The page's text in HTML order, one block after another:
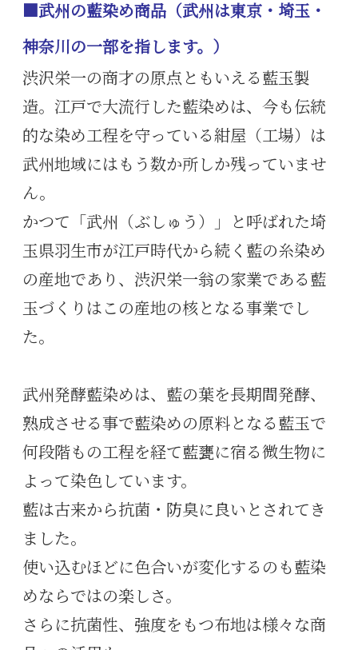
■武州の藍染め商品（武州は東京・埼玉・
神奈川の一部を指します。）
渋沢栄一の商才の原点ともいえる藍玉製
造。江戸で大流行した藍染めは、今も伝統
的な染め工程を守っている紺屋（工場）は
武州地域にはもう数か所しか残っていませ
ん。
かつて「武州（ぶしゅう）」と呼ばれた埼
玉県羽生市が江戸時代から続く藍の糸染め
の産地であり、渋沢栄一翁の家業である藍
玉づくりはこの産地の核となる事業でし
た。
武州発酵藍染めは、藍の葉を長期間発酵、
熟成させる事で藍染めの原料となる藍玉で
何段階もの工程を経て藍甕に宿る微生物に
よって染色しています。
藍は古来から抗菌・防臭に良いとされてき
ました。
使い込むほどに色合いが変化するのも藍染
めならではの楽しさ。
さらに抗菌性、強度をもつ布地は様々な商